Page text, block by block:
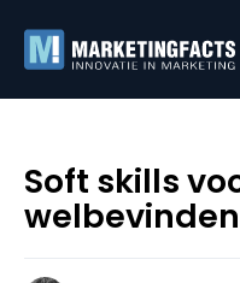
Soft skills
welbevinden